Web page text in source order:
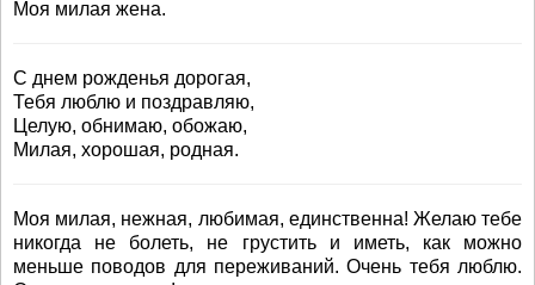
Моя милая жена.
С днем рожденья дорогая,
Тебя люблю и поздравляю,
Целую, обнимаю, обожаю,
Милая, хорошая, родная.
Моя милая, нежная, любимая, единственна! Желаю тебе
никогда не болеть, не грустить и иметь, как можно
меньше поводов для переживаний. Очень тебя люблю.